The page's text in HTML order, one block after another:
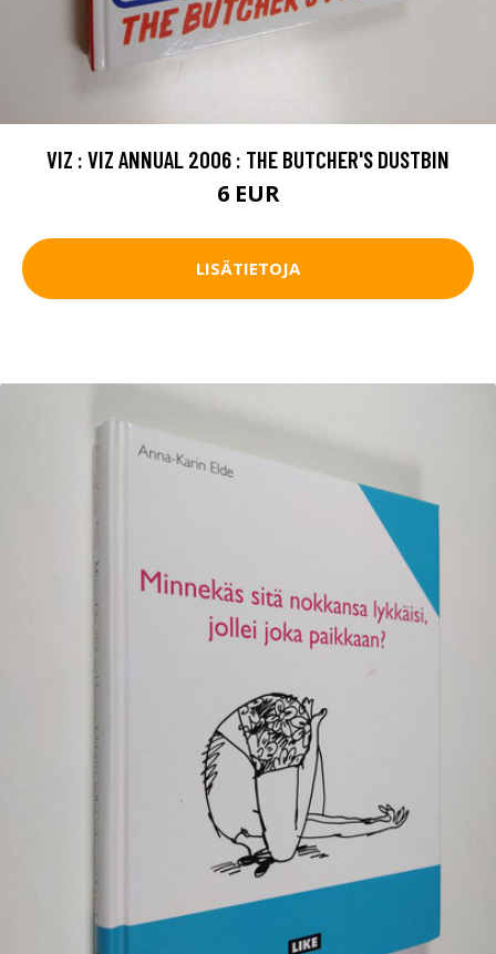
VIZ : VIZ ANNUAL 2006 : THE BUTCHER'S DUSTBIN
6 EUR
LISÄTIETOJA